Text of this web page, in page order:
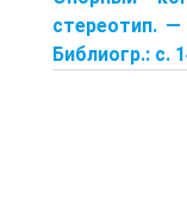
стереотип.
Библиогр.: с.